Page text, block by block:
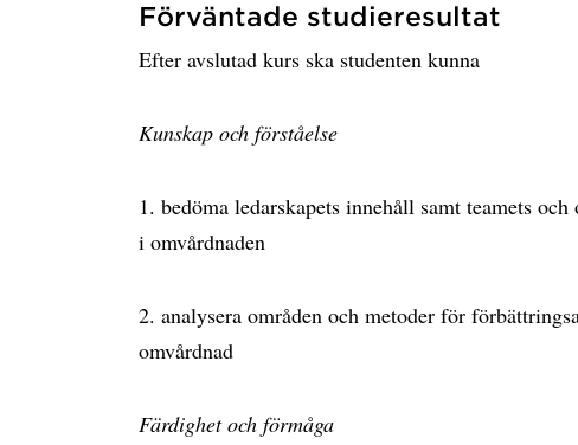
Förväntade studieresultat
Efter avslutad kurs ska studenten kunna
Kunskap och förståelse
1. bedöma ledarskapets innehåll samt teamets
i omvårdnaden
2. analysera områden och metoder för
omvårdnad
Färdighet och förmåga